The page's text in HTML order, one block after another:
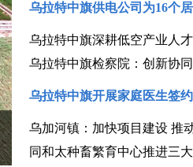
乌拉特中旗：科技特派
乌拉特中旗供电公司为16个
乌拉特中旗深耕低空产业人
乌拉特中旗检察院：创新协
乌拉特中旗开展家庭医生签
乌加河镇：加快项目建设 推
同和太种畜繁育中心推进三